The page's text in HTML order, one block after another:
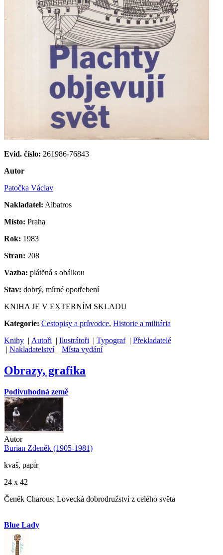
Evid. číslo: 261986-76843
Autor
Patočka Václav
Nakladatel: Albatros
Místo: Praha
Rok: 1983
Stran: 208
Vazba: plátěná s obálkou
Stav: dobrý, mírné opotřebení
KNIHA JE V EXTERNÍM SKLADU
Kategorie: Cestopisy a průvodce, Historie a militária
Knihy | Autoři | Ilustrátoři | Typograf| Překladatelé
| Nakladatelství| Místa vydání
Obrazy, grafika
Podivuhodná země
Autor
Burian Zdeněk (1905-1981)
kvaš, papír
24 x 42
Čeněk Charous: Lovecká dobrodružství z celého světa
Blue Lady